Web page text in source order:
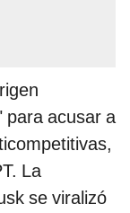
para acusar a
La
se viralizó